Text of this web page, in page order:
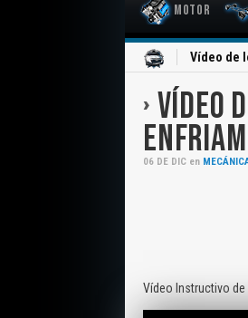
Motor
Vídeo de
VÍDEO
06 DE DIC en
Vídeo Instructivo de